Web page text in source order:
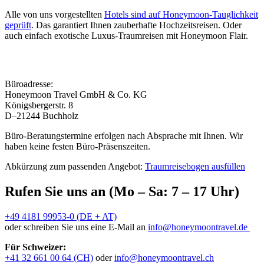
Alle von uns vorgestellten Hotels sind auf Honeymoon-Tauglichkeit
geprüft. Das garantiert Ihnen zauberhafte Hochzeitsreisen. Oder
auch einfach exotische Luxus-Traumreisen mit Honeymoon Flair.
Büroadresse:
Honeymoon Travel GmbH & Co. KG
Königsbergerstr. 8
D–21244 Buchholz
Büro-Beratungstermine erfolgen nach Absprache mit Ihnen. Wir
haben keine festen Büro-Präsenszeiten.
Abkürzung zum passenden Angebot: Traumreisebogen ausfüllen
Rufen Sie uns an (Mo – Sa: 7 – 17 Uhr)
+49 4181 99953-0 (DE + AT)
oder schreiben Sie uns eine E-Mail an info@honeymoontravel.de
Für Schweizer:
+41 32 661 00 64 (CH) oderinfo@honeymoontravel.ch